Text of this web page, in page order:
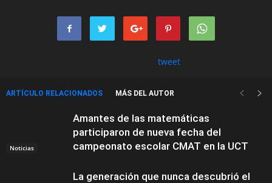
tweet
ARTÍCULO RELACIONADOS MÁS DEL AUTOR
Noticias
Amantes de las matemáticas
participaron de nueva fecha del
campeonato escolar CMAT en la UCT
La generación que nunca descubrió el